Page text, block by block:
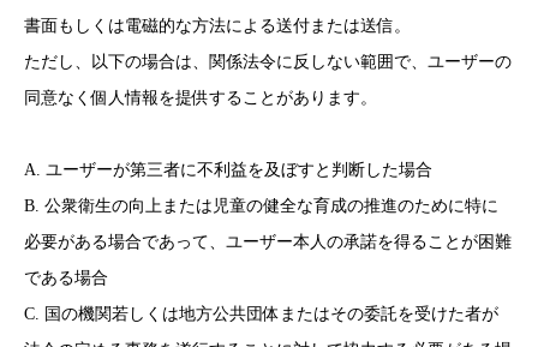
書面もしくは電磁的な方法による送付または送信。
ただし、以下の場合は、関係法令に反しない範囲で、ユーザーの
同意なく個人情報を提供することがあります。
A. ユーザーが第三者に不利益を及ぼすと判断した場合
B. 公衆衛生の向上または児童の健全な育成の推進のために特に
必要がある場合であって、ユーザー本人の承諾を得ることが困難
である場合
C. 国の機関若しくは地方公共団体またはその委託を受けた者が